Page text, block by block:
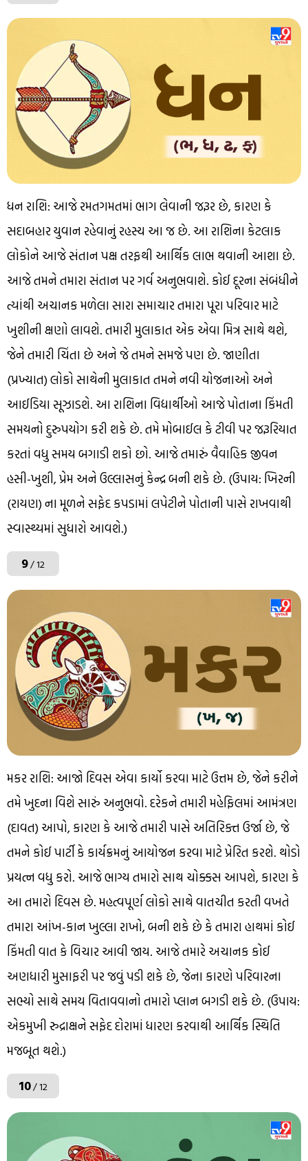
ધન રાશિ: આજે રમતગમતમાં ભાગ લેવાની જરૂર છે, કારણ કે
સદાબહાર યુવાન રહેવાનું રહસ્ય આ જ છે. આ રાશિના કેટલાક
લોકોને આજે સંતાન પક્ષ તરફથી આર્થિક લાભ થવાની આશા છે.
આજે તમને તમારા સંતાન પર ગર્વ અનુભવાશે. કોઈ દૂરના સંબંધીને
ત્યાંથી અચાનક મળેલા સારા સમાચાર તમારા પૂરા પરિવાર માટે
ખુશીની ક્ષણો લાવશે. તમારી મુલાકાત એક એવા મિત્ર સાથે થશે,
જેને તમારી ચિંતા છે અને જે તમને સમજે પણ છે. જાણીતા
(પ્રખ્યાત) લોકો સાથેની મુલાકાત તમને નવી યોજનાઓ અને
આઈડિયા સૂઝાડશે. આ રાશિના વિદ્યાર્થીઓ આજે પોતાના કિંમતી
સમયનો દુરુપયોગ કરી શકે છે. તમે મોબાઈલ કે ટીવી પર જરૂરિયાત
કરતાં વધુ સમય બગાડી શકો છો. આજે તમારું વૈવાહિક જીવન
હસી-ખુશી, પ્રેમ અને ઉલ્લાસનું કેન્દ્ર બની શકે છે. (ઉપાય: ખિરની
(રાયણ) ના મૂળને સફેદ કપડામાં લપેટીને પોતાની પાસે રાખવાથી
સ્વાસ્થ્યમાં સુધારો આવશે.)
9/ 12
મકર રાશિ: આજો દિવસ એવા કાર્યો કરવા માટે ઉત્તમ છે, જેને કરીને
તમે ખુદના વિશે સારું અનુભવો. દરેકને તમારી મહેફિલમાં આમંત્રણ
(દાવત) આપો, કારણ કે આજે તમારી પાસે અતિરિક્ત ઉર્જા છે, જે
તમને કોઈ પાર્ટી કે કાર્યક્રમનું આયોજન કરવા માટે પ્રેરિત કરશે. થોડો
પ્રયત્ન વધુ કરો. આજે ભાગ્ય તમારો સાથ ચોક્કસ આપશે, કારણ કે
આ તમારો દિવસ છે. મહત્વપૂર્ણ લોકો સાથે વાતચીત કરતી વખતે
તમારા આંખ-કાન ખુલ્લા રાખો, બની શકે છે કે તમારા હાથમાં કોઈ
કિંમતી વાત કે વિચાર આવી જાય. આજે તમારે અચાનક કોઈ
અણધારી મુસાફરી પર જવું પડી શકે છે, જેના કારણે પરિવારના
સભ્યો સાથે સમય વિતાવવાનો તમારો પ્લાન બગડી શકે છે. (ઉપાય:
એકમુખી રુદ્રાક્ષને સફેદ દોરામાં ધારણ કરવાથી આર્થિક સ્થિતિ
મજબૂત થશે.)
10/ 12